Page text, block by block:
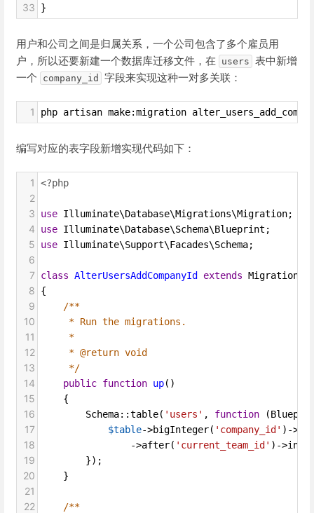
33 }
用户和公司之间是归属关系，一个公司包含了多个雇员用
户，所以还要新建一个数据库迁移文件，在
users 表中新增
一个
company_id 字段来实现这种一对多关联：
1 php artisan make:migration
编写对应的表字段新增实现代码如下：
1 <?php
2
3
use Illuminate\Database\Migrations\Migration;
4 use Illuminate\Database\Schema\Blueprint ;
5 use Illuminate\Support\Facades\Schema;
6
7
class AlterUsersAddCompanyId extends Migration
8 {
9 /**
10 * Run the migrations.
11 *
12 * @return void
13 */
14 public function up()
15
    {
16 Schema::table( 'users' , function (
17 $table->bigInteger( 'company_id' ) ->
18 ->after( 'current_team_id' ) ->
19
        });
20
    }
21
22
/**